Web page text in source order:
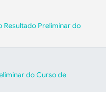
Preliminar do
do Curso de